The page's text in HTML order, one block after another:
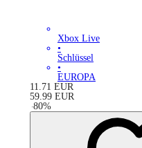
Xbox Live
•
Schlüssel
•
EUROPA
11.71 EUR
59.99 EUR
-80%